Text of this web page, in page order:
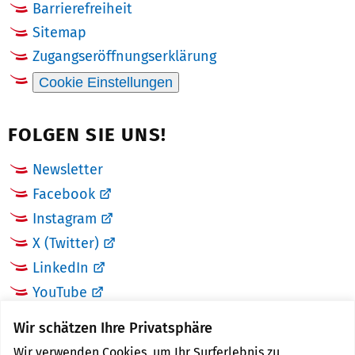
Wir schätzen Ihre Privatsphäre
Barrierefreiheit
Sitemap
Zugangseröffnungserklärung
Cookie Einstellungen
FOLGEN SIE UNS!
Newsletter
Facebook
Instagram
X (Twitter)
LinkedIn
YouTube
LINKS